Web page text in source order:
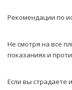
Рекомендации по
Не смотря на все
показаниях и
Если вы страдаете